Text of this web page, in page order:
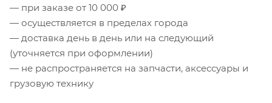
— при заказе от 10 000 ₽
— осуществляется в пределах города
— доставка день в день или на следующий
(уточняется при оформлении)
— не распространяется на запчасти, аксессуары и
грузовую технику